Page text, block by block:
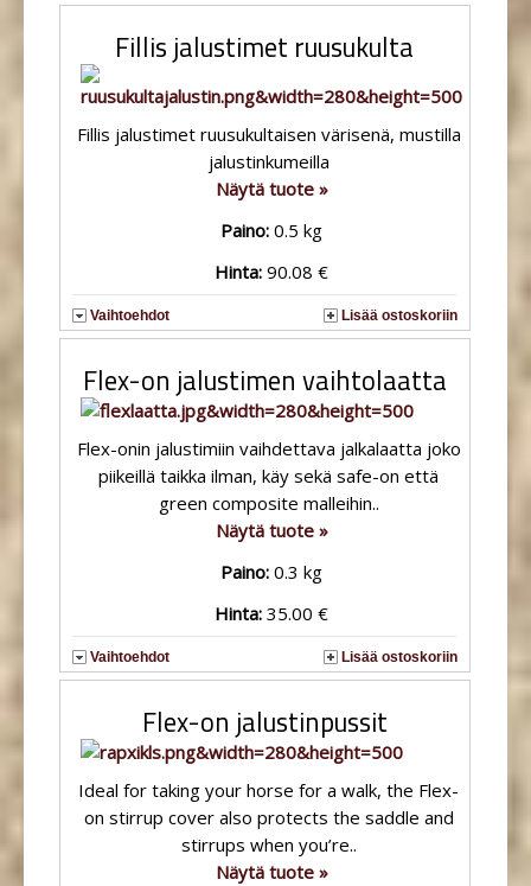
Fillis jalustimet ruusukulta
Fillis jalustimet ruusukultaisen värisenä, mustilla
jalustinkumeilla
Näytä tuote »
Paino:0.5 kg
Hinta:90.08 €
Vaihtoehdot Lisää ostoskoriin
Flex-on jalustimen vaihtolaatta
Flex-onin jalustimiin vaihdettava jalkalaatta joko
piikeillä taikka ilman, käy sekä safe-on että
green composite malleihin..
Näytä tuote »
Paino:0.3 kg
Hinta:35.00 €
Vaihtoehdot Lisää ostoskoriin
Flex-on jalustinpussit
Ideal for taking your horse for a walk, the Flex-
on stirrup cover also protects the saddle and
stirrups when you’re..
Näytä tuote »